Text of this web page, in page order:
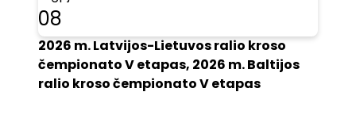
08
2026 m. Latvijos-Lietuvos ralio kroso
čempionato V etapas, 2026 m. Baltijos
ralio kroso čempionato V etapas